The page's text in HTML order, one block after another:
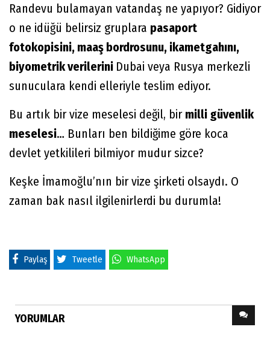
Randevu bulamayan vatandaş ne yapıyor? Gidiyor
o ne idüğü belirsiz gruplara pasaport
fotokopisini, maaş bordrosunu, ikametgahını,
biyometrik verilerini Dubai veya Rusya merkezli
sunuculara kendi elleriyle teslim ediyor.
Bu artık bir vize meselesi değil, bir milli güvenlik
meselesi… Bunları ben bildiğime göre koca
devlet yetkilileri bilmiyor mudur sizce?
Keşke İmamoğlu’nın bir vize şirketi olsaydı. O
zaman bak nasıl ilgilenirlerdi bu durumla!
Paylaş Tweetle WhatsApp
YORUMLAR